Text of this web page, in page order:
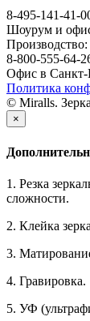
8-495-141-41-
Шоурум и
8-800-555-64-
Офис в Санкт-
Политика
© Miralls.
×
1. Резка
сложности.
2. Клейка
3.
4. Гравировка.
5. УФ